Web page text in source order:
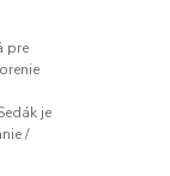
pre
je
/